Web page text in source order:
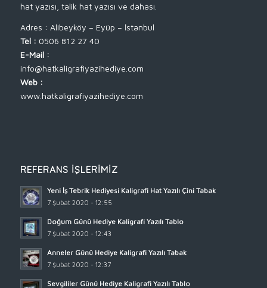
hat yazısı, talik hat yazısı ve dahası.
Adres : Alibeyköy – Eyüp – İstanbul
Tel : 0506 812 27 40
E-Mail :
info@hatkaligrafiyazihediye.com
Web :
www.hatkaligrafiyazihediye.com
REFERANS İŞLERIMIZ
Yeni İş Tebrik Hediyesi Kaligrafi Hat Yazılı Çini Tabak
7 Şubat 2020 - 12:55
Doğum Günü Hediye Kaligrafi Yazılı Tablo
7 Şubat 2020 - 12:43
Anneler Günü Hediye Kaligrafi Yazılı Tabak
7 Şubat 2020 - 12:37
Sevgililer Günü Hediye Kaligrafi Yazılı Tablo